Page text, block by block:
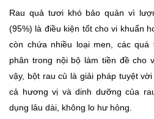
Rau quả tươi khó bảo quản vì
(95%) là điều kiện tốt cho vi khuẩn
còn chứa nhiều loại men, các
phân trong nội bộ làm tiền đề cho
vậy, bột rau củ là giải pháp tuyệt
cả hương vị và dinh dưỡng của
dụng lâu dài, không lo hư hỏng.